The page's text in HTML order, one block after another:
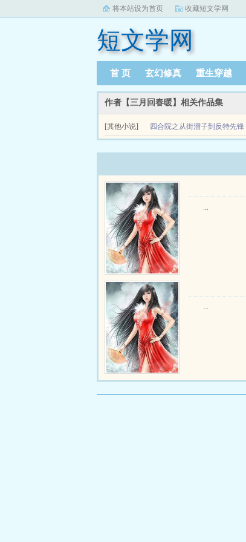
将本站设为首页 收藏短文学网
短文学网
首 页 玄幻修真 重生穿越
作者【三月回春暖】相关作品集
[其他小说] 四合院之从街溜子到反特先锋
...
...